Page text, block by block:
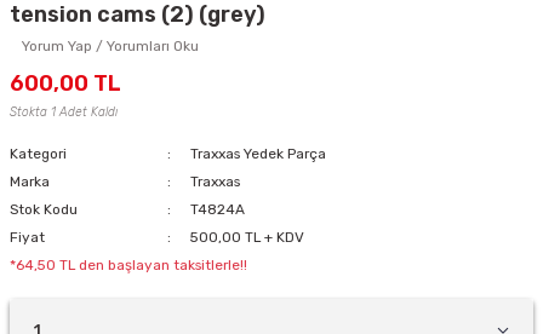
tension cams (2) (grey)
Yorum Yap / Yorumları Oku
600,00 TL
Stokta 1 Adet Kaldı
Kategori
Traxxas Yedek Parça
Marka
Traxxas
Stok Kodu
T4824A
Fiyat
500,00 TL + KDV
*64,50 TL den başlayan taksitlerle!!